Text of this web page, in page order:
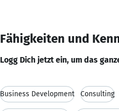
Fähigkeiten und
Logg Dich jetzt ein, um das
Business Development Consulting